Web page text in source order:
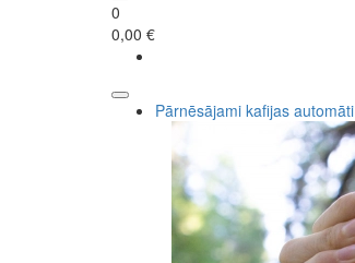
0
0,00 €
Pārnēsājami kafijas automāti